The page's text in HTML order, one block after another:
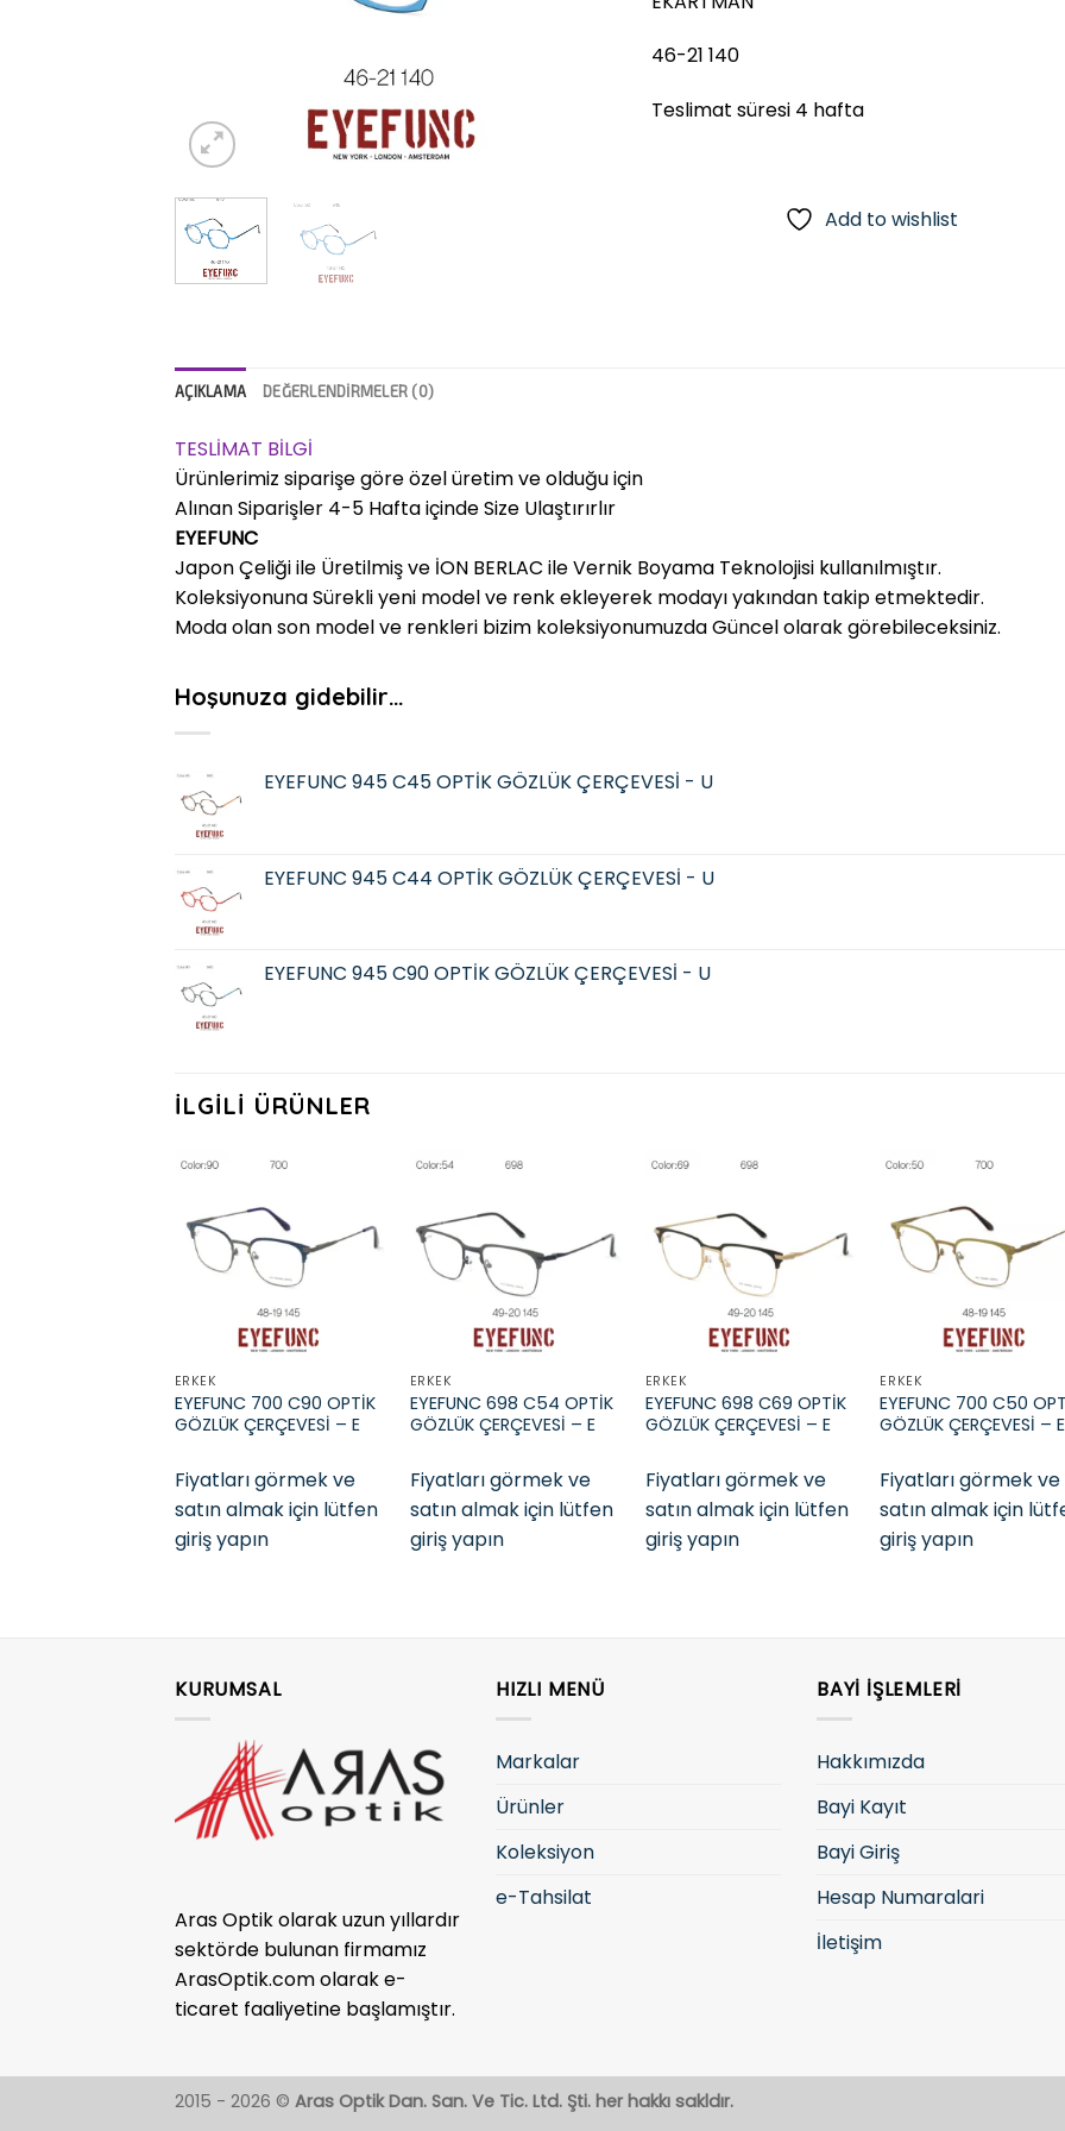
46-21 140
Teslimat süresi 4 hafta
Add to wishlist
AÇIKLAMA DEĞERLENDIRMELER (0)
TESLİMAT BİLGİ
Ürünlerimiz siparişe göre özel üretim ve olduğu için
Alınan Siparişler 4-5 Hafta içinde Size Ulaştırırlır
EYEFUNC
Japon Çeliği ile Üretilmiş ve İON BERLAC ile Vernik Boyama Teknolojisi kullanılmıştır.
Koleksiyonuna Sürekli yeni model ve renk ekleyerek modayı yakından takip etmektedir.
Moda olan son model ve renkleri bizim koleksiyonumuzda Güncel olarak görebileceksiniz.
Hoşunuza gidebilir…
EYEFUNC 945 C45 OPTİK GÖZLÜK ÇERÇEVESİ - U
EYEFUNC 945 C44 OPTİK GÖZLÜK ÇERÇEVESİ - U
EYEFUNC 945 C90 OPTİK GÖZLÜK ÇERÇEVESİ - U
İLGILI ÜRÜNLER
ERKEK
EYEFUNC 700 C90 OPTİK
GÖZLÜK ÇERÇEVESİ – E
Fiyatları görmek ve
satın almak için lütfen
giriş yapın
Add to
ERKEK
EYEFUNC 698 C54 OPTİK
GÖZLÜK ÇERÇEVESİ – E
Fiyatları görmek ve
satın almak için lütfen
giriş yapın
Add to
ERKEK
EYEFUNC 698 C69 OPTİK
GÖZLÜK ÇERÇEVESİ – E
Fiyatları görmek ve
satın almak için lütfen
giriş yapın
Add
ERKEK
EYEFUNC 700 C50
GÖZLÜK ÇERÇEVESİ – E
Fiyatları görmek ve
satın almak için
giriş yapın
KURUMSAL
Aras Optik olarak uzun yıllardır
sektörde bulunan firmamız
ArasOptik.com olarak e-
ticaret faaliyetine başlamıştır.
HIZLI MENÜ
Markalar
Ürünler
Koleksiyon
e-Tahsilat
BAYI İŞLEMLERI
Hakkımızda
Bayi Kayıt
Bayi Giriş
Hesap Numaralari
İletişim
2015 - 2026 © Aras Optik Dan. San. Ve Tic. Ltd. Şti. her hakkı sakldır.